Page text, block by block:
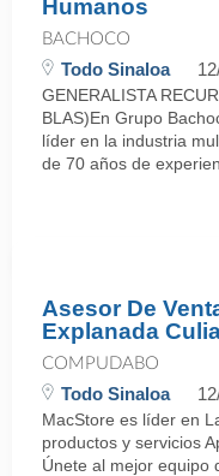
Humanos
BACHOCO
Todo Sinaloa
GENERALISTA
BLAS)En Grupo
líder en la industria
de 70 años de
Asesor De
Explanada
COMPUDABO
Todo Sinaloa
MacStore es líder en
productos y servicios
Únete al mejor equipo